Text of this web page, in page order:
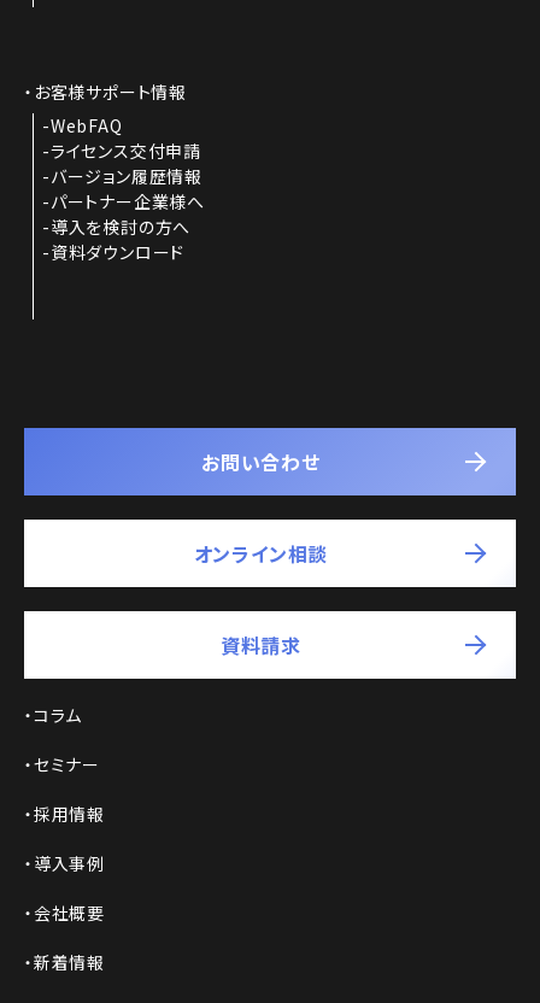
お客様サポート情報
WebFAQ
ライセンス交付申請
バージョン履歴情報
パートナー企業様へ
導入を検討の方へ
資料ダウンロード
お問い合わせ
オンライン相談
資料請求
コラム
セミナー
採用情報
導入事例
会社概要
新着情報